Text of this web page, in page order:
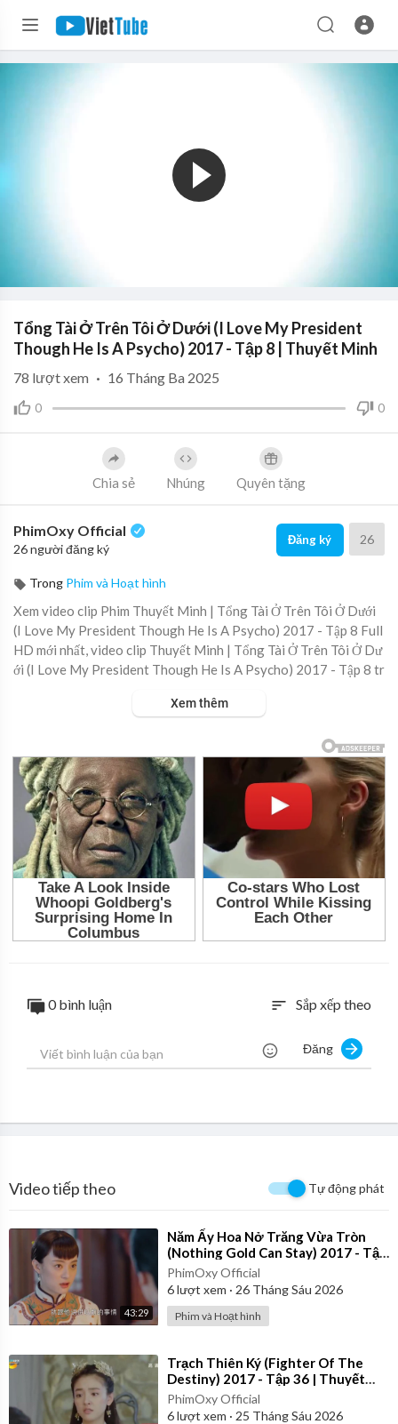
Tổng Tài Ở Trên Tôi Ở Dưới (I Love My President
Though He Is A Psycho) 2017 - Tập 8 | Thuyết Minh
0 0
78 lượt xem · 16 Tháng Ba 2025
Chia sẻ Nhúng Quyên tặng
PhimOxy Official
26 người đăng ký
Đăng ký 26
Trong Phim và Hoạt hình
Xem video clip Phim Thuyết Minh | Tổng Tài Ở Trên Tôi Ở Dưới
(I Love My President Though He Is A Psycho) 2017 - Tập 8 Full
HD mới nhất, video clip Thuyết Minh | Tổng Tài Ở Trên Tôi Ở Dư
ới (I Love My President Though He Is A Psycho) 2017 - Tập 8 tr
Ở Dưới (I Love My President Though He Is A Psycho) 2017 - Tậ
▶ Xem danh sách phát Full tập tại đây:
https://viet.tube/watch/t
huy%E....1%BA%BFt-minh-t%E1%B
Xem thêm
0 bình luận sort Sắp xếp theo
Đăng
Video tiếp theo Tự động phát
43:29
⁣Năm Ấy Hoa Nở Trăng Vừa Tròn
(Nothing Gold Can Stay) 2017 - Tập
28 | Thuyết Minh
PhimOxy Official
6lượt xem · 26 Tháng Sáu 2026
Phim và Hoạt hình
⁣Trạch Thiên Ký (Fighter Of The
Destiny) 2017 - Tập 36 | Thuyết
Minh
PhimOxy Official
6lượt xem · 25 Tháng Sáu 2026